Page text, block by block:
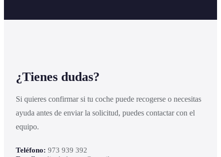
¿Tienes dudas?
Si quieres confirmar si tu coche puede recogerse o necesitas
ayuda antes de enviar la solicitud, puedes contactar con el
equipo.
Teléfono: 973 939 392